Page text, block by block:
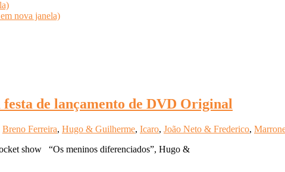
nova janela)
de lançamento de DVD Original
Breno Ferreira, Hugo & Guilherme, Icaro, João Neto & Frederico,
show “Os meninos diferenciados”, Hugo &